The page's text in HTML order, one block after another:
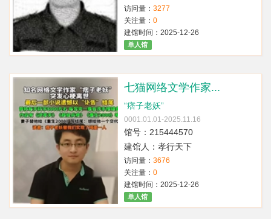
访问量： 3277
关注量： 0
建馆时间：2025-12-26
单人馆
七猫网络文学作家...
“痞子老妖”
0001.01.01-2025.11.16
馆号：215444570
建馆人：孝行天下
访问量： 3676
关注量： 0
建馆时间：2025-12-26
单人馆